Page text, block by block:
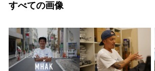
すべての画像